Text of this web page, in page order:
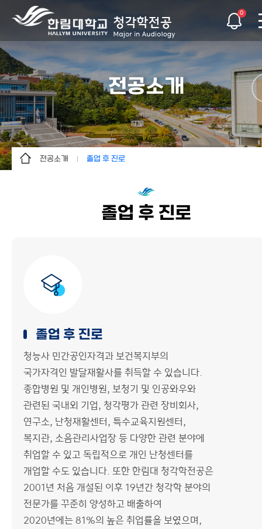
0
전공소개
전공소개
입학안내
진로,취업
졸업 후 진로
졸업 후 진로
졸업 후 진로
청능사 민간공인자격과 보건복지부의
국가자격인 발달재활사를 취득할 수 있습니다.
종합병원 및 개인병원, 보청기 및 인공와우와
관련된 국내외 기업, 청각평가 관련 장비회사,
연구소, 난청재활센터, 특수교육지원센터,
복지관, 소음관리사업장 등 다양한 관련 분야에
취업할 수 있고 독립적으로 개인 난청센터를
개업할 수도 있습니다. 또한 한림대 청각학전공은
2001년 처음 개설된 이후 19년간 청각학 분야의
전문가를 꾸준히 양성하고 배출하여
2020년에는 81%의 높은 취업률을 보였으며,